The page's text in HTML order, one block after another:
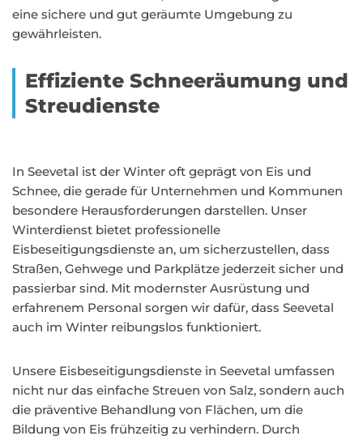
eine sichere und gut geräumte Umgebung zu
gewährleisten.
Effiziente Schneeräumung und
Streudienste
In Seevetal ist der Winter oft geprägt von Eis und
Schnee, die gerade für Unternehmen und Kommunen
besondere Herausforderungen darstellen. Unser
Winterdienst bietet professionelle
Eisbeseitigungsdienste an, um sicherzustellen, dass
Straßen, Gehwege und Parkplätze jederzeit sicher und
passierbar sind. Mit modernster Ausrüstung und
erfahrenem Personal sorgen wir dafür, dass Seevetal
auch im Winter reibungslos funktioniert.
Unsere Eisbeseitigungsdienste in Seevetal umfassen
nicht nur das einfache Streuen von Salz, sondern auch
die präventive Behandlung von Flächen, um die
Bildung von Eis frühzeitig zu verhindern. Durch